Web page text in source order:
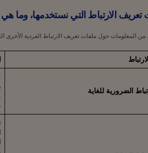
الارتباط التي نستخدمها، وما
المعلومات حول ملفات تعريف الارتباط الفردية الأخرى
الضرورية للغاية